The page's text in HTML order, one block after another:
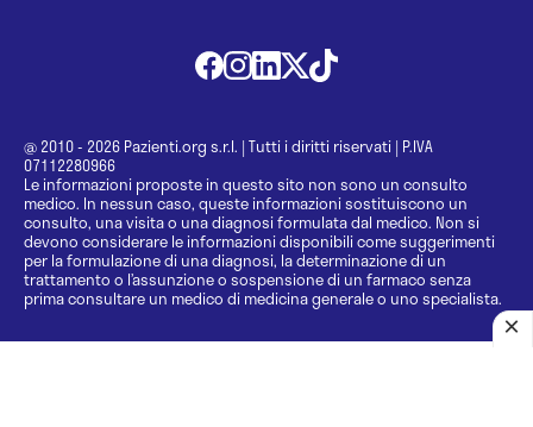
@ 2010 - 2026 Pazienti.org s.r.l. | Tutti i diritti riservati | P.IVA
07112280966
Le informazioni proposte in questo sito non sono un consulto
medico. In nessun caso, queste informazioni sostituiscono un
consulto, una visita o una diagnosi formulata dal medico. Non si
devono considerare le informazioni disponibili come suggerimenti
per la formulazione di una diagnosi, la determinazione di un
trattamento o l’assunzione o sospensione di un farmaco senza
prima consultare un medico di medicina generale o uno specialista.